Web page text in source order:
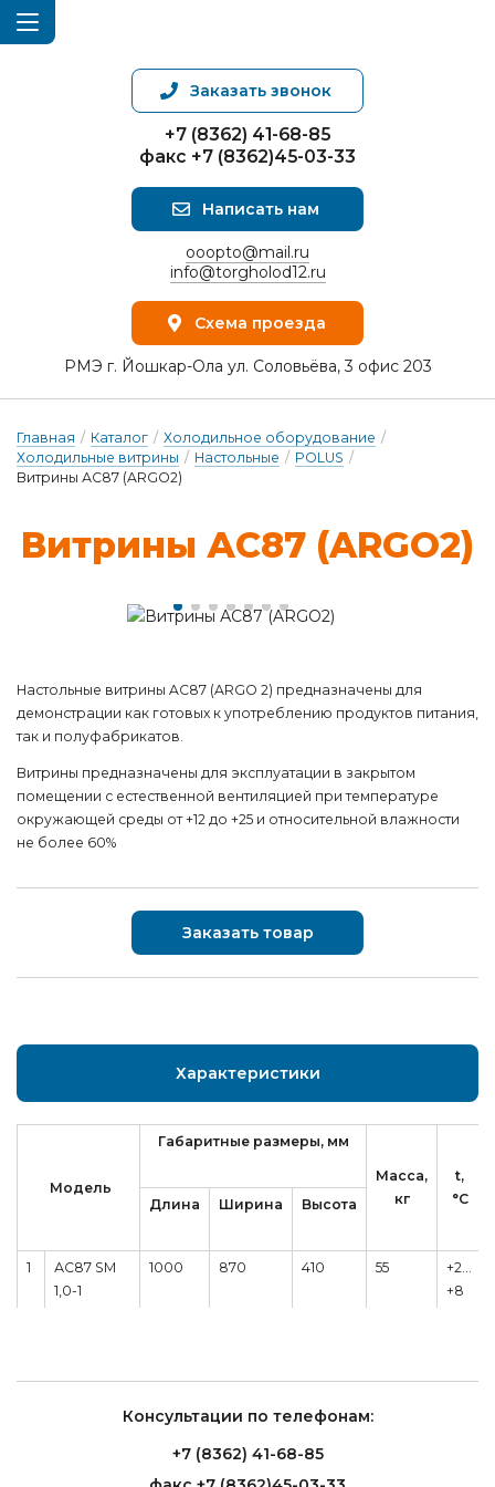
Заказать звонок
+7 (8362) 41-68-85
факс +7 (8362)45-03-33
Написать нам
ooopto@mail.ru
info@torgholod12.ru
Схема проезда
РМЭ г. Йошкар-Ола ул. Соловьёва, 3 офис 203
Главная / Каталог / Холодильное оборудование /
Холодильные витрины / Настольные / POLUS /
Витрины АС87 (ARGO2)
Вит­ри­ны АС87 (ARGO2)
Настольные витрины AC87 (ARGO 2) предназначены для
демонстрации как готовых к употреблению продуктов питания,
так и полуфабрикатов.
Витрины предназначены для эксплуатации в закрытом
помещении с естественной вентиляцией при температуре
окружающей среды от +12 до +25 и относительной влажности
не более 60%
Заказать товар
Характеристики
Модель
Габаритные размеры, мм
Масса,
кг
t,
°C
Длина
Ширина Высота
1
АС87 SM
1,0-1
1000 870 410 55
+2…
+8
Консультации по телефонам:
+7 (8362) 41-68-85